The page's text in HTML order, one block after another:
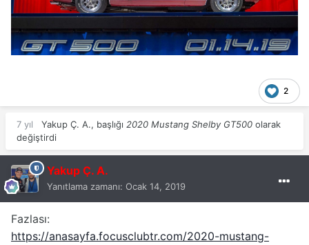
2
7 yıl Yakup Ç. A., başlığı 2020 Mustang Shelby GT500 olarak
değiştirdi
Yakup Ç. A.
Yanıtlama zamanı: Ocak 14, 2019
Fazlası:
https://anasayfa.focusclubtr.com/2020-mustang-